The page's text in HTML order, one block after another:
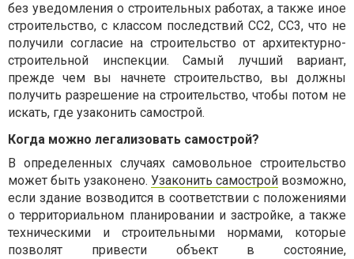
без уведомления о строительных работах, а также иное
строительство, с классом последствий CC2, CC3, что не
получили согласие на строительство от архитектурно-
строительной инспекции. Самый лучший вариант,
прежде чем вы начнете строительство, вы должны
получить разрешение на строительство, чтобы потом не
искать, где узаконить самострой.
Когда можно легализовать самострой?
В определенных случаях самовольное строительство
может быть узаконено. Узаконить самострой возможно,
если здание возводится в соответствии с положениями
о территориальном планировании и застройке, а также
техническими и строительными нормами, которые
позволят привести объект в состояние,